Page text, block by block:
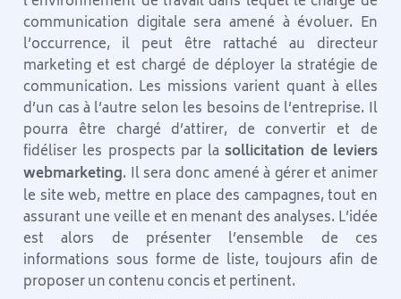
communication digitale sera amené à évoluer. En
l’occurrence, il peut être rattaché au directeur
marketing et est chargé de déployer la stratégie de
communication. Les missions varient quant à elles
d’un cas à l’autre selon les besoins de l’entreprise. Il
pourra être chargé d’attirer, de convertir et de
fidéliser les prospects par lasollicitation de leviers
webmarketing. Il sera donc amené à gérer et animer
le site web, mettre en place des campagnes, tout en
assurant une veille et en menant des analyses. L’idée
est alors de présenter l’ensemble de ces
informations sous forme de liste, toujours afin de
proposer un contenu concis et pertinent.